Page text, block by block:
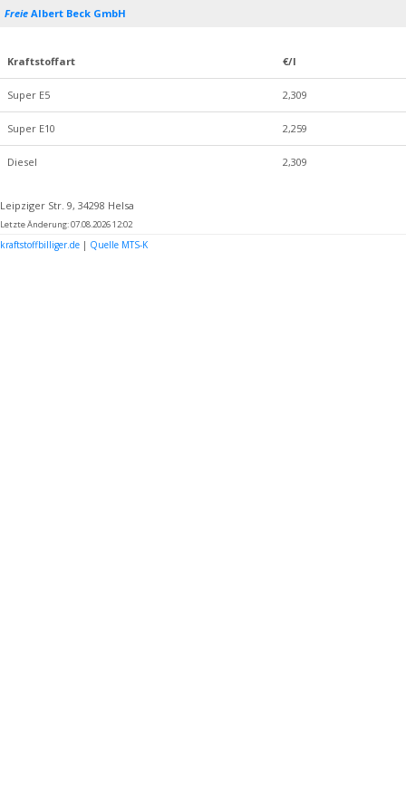
Freie Albert Beck GmbH
Kraftstoffart €/l
Super E5 2,309
Super E10 2,259
Diesel 2,309
Leipziger Str. 9, 34298 Helsa
Letzte Änderung: 07.08.2026 12:02
kraftstoffbilliger.de | Quelle MTS-K